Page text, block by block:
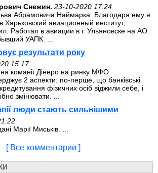
Снежин. 23-10-2020 17:24
Абрамовича Наймарка. Благодаря ему я
Харьковский авиационный институт,
Работал в авиации в г. Ульяновске на АО
УАПК. ...
результати року
15:17
команії Дінеро на ринку МФО
2 аспекти: по-перше, що банківські
фізичних осіб віджили себе, і
змінювати. ...
люди стають сильнішими
Марії Миськів. ...
[ Все комментарии ]